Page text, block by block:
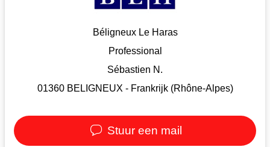
Béligneux Le Haras
Professional
Sébastien N.
01360 BELIGNEUX - Frankrijk (Rhône-Alpes)
Stuur een mail